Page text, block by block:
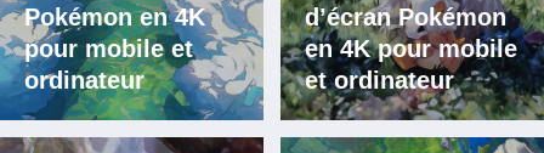
Pokémon en 4K
pour mobile et
ordinateur
d’écran Pokémon
en 4K pour mobile
et ordinateur